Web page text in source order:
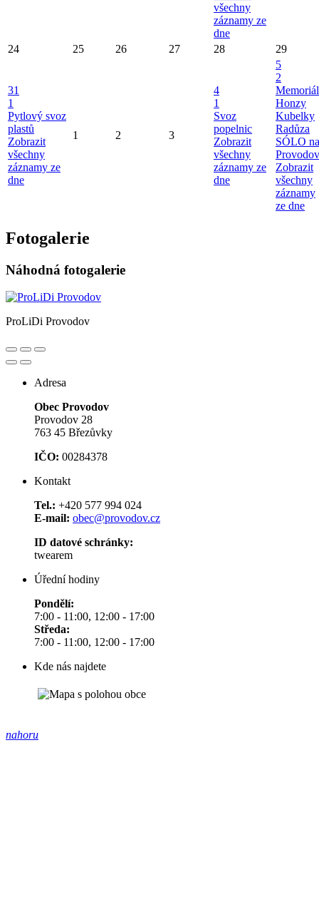
všechny
záznamy ze
dne
24 25 26 27 28 29
31
1
Pytlový svoz
plastů
Zobrazit
všechny
záznamy ze
dne
1 2 3
4
1
Svoz
popelnic
Zobrazit
všechny
záznamy ze
dne
5
2
Memoriál
Honzy
Kubelky
Radůza
SÓLO na
Zobrazit
všechny
záznamy
ze dne
Fotogalerie
Náhodná fotogalerie
ProLiDi Provodov
Adresa
Obec Provodov
Provodov 28
763 45 Březůvky
IČO: 00284378
Kontakt
Tel.: +420 577 994 024
E-mail: obec@provodov.cz
ID datové schránky:
twearem
Úřední hodiny
Pondělí:
7:00 - 11:00, 12:00 - 17:00
Středa:
7:00 - 11:00, 12:00 - 17:00
Kde nás najdete
nahoru